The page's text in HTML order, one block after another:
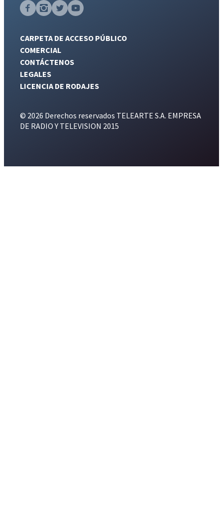
CARPETA DE ACCESO PÚBLICO
COMERCIAL
CONTÁCTENOS
LEGALES
LICENCIA DE RODAJES
© 2026 Derechos reservados TELEARTE S.A. EMPRESA
DE RADIO Y TELEVISION 2015